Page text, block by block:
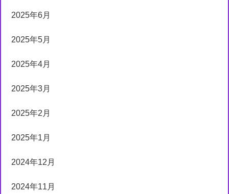
2025年6月
2025年5月
2025年4月
2025年3月
2025年2月
2025年1月
2024年12月
2024年11月